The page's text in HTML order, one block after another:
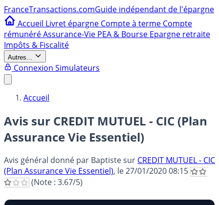
FranceTransactions.comGuide indépendant de l'épargne
Accueil Livret épargne Compte à terme Compte
rémunéréAssurance-Vie PEA & Bourse Epargne retraite
Impôts & Fiscalité
Autres...
Connexion Simulateurs
Accueil
Avis sur CREDIT MUTUEL - CIC (Plan
Assurance Vie Essentiel)
Avis général donné par Baptistesur CREDIT MUTUEL - CIC
(Plan Assurance Vie Essentiel), le27/01/2020 08:15
(Note : 3.67/5)